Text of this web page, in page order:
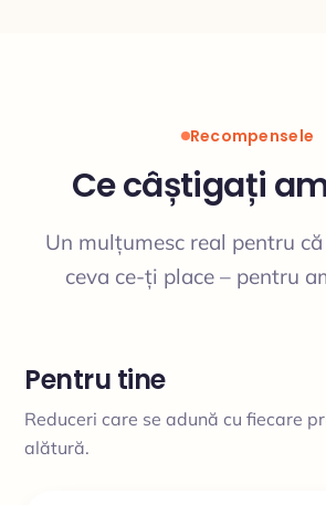
Recompensele
Ce câștigați
Un mulțumesc real pentru
ceva ce-ți place – pentru
Pentru tine
Reduceri care se adună cu fiecare
alătură.